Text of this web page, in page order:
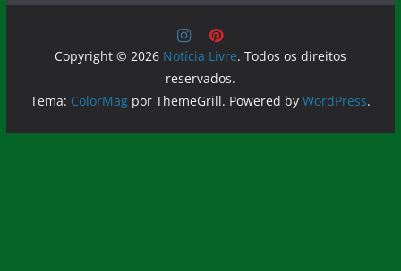
Copyright © 2026Notícia Livre. Todos os direitos
reservados.
Tema:ColorMag por ThemeGrill. Powered byWordPress